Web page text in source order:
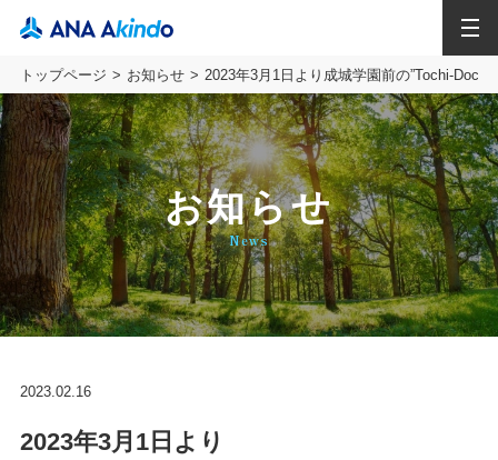
トップページ お知らせ 2023年3月1日より成城学園前の”Tochi-
お知らせ
News
2023.02.16
2023年3月1日より